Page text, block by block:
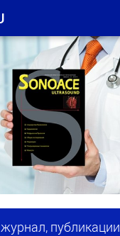
публикации